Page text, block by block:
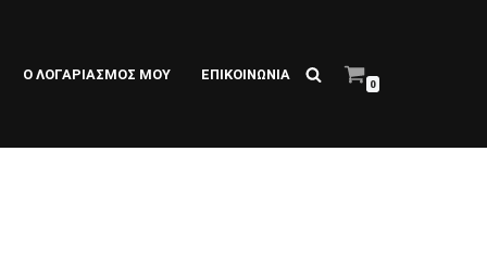
Ο ΛΟΓΑΡΙΑΣΜΌΣ ΜΟΥ ΕΠΙΚΟΙΝΩΝΙΑ
0